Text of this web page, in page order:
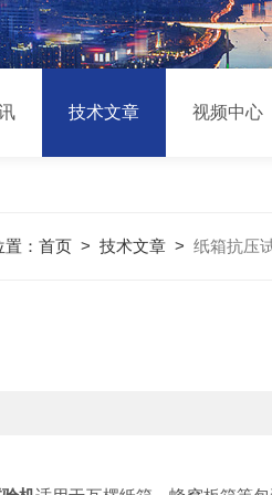
技术文章 视频中心
： 首页> 技术文章> 纸箱抗压